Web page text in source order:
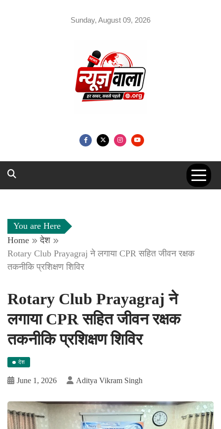
Sunday, August 09, 2026
You are Here
Home
देश
Rotary Club Prayagraj ने लगाया CPR सहित जीवन रक्षक
तकनीकि प्रशिक्षण शिविर
Rotary Club Prayagraj ने
लगाया CPR सहित जीवन रक्षक
तकनीकि प्रशिक्षण शिविर
देश
June 1, 2026 Aditya Vikram Singh